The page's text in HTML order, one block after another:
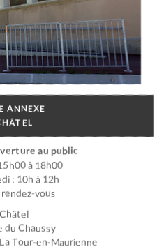
ANNEXE
au public
à 18h00
: 10h à 12h
vous
du Chaussy
Tour-en-Maurienne